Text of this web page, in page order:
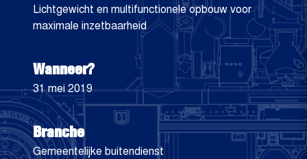
Lichtgewicht en multifunctionele opbouw voor
maximale inzetbaarheid
Wanneer?
31 mei 2019
Branche
Gemeentelijke buitendienst